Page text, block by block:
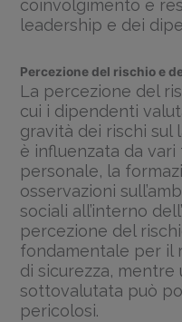
coinvolgimento e
leadership e dei
Percezione del rischio e
La percezione del
cui i dipendenti
gravità dei rischi sul
è influenzata da vari
personale, la
osservazioni
sociali all’interno
percezione del
fondamentale per il
di sicurezza,
sottovalutata può
pericolosi.